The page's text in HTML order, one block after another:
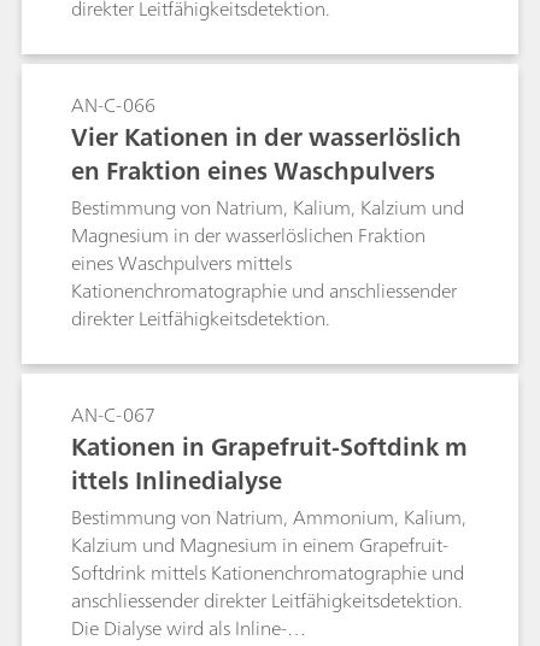
direkter Leitfähigkeitsdetektion.
AN-C-066
Vier Kationen in der wasserlöslich
en Fraktion eines Waschpulvers
Bestimmung von Natrium, Kalium, Kalzium und
Magnesium in der wasserlöslichen Fraktion
eines Waschpulvers mittels
Kationenchromatographie und anschliessender
direkter Leitfähigkeitsdetektion.
AN-C-067
Kationen in Grapefruit-Softdink m
ittels Inlinedialyse
Bestimmung von Natrium, Ammonium, Kalium,
Kalzium und Magnesium in einem Grapefruit-
Softdrink mittels Kationenchromatographie und
anschliessender direkter Leitfähigkeitsdetektion.
Die Dialyse wird als Inline-